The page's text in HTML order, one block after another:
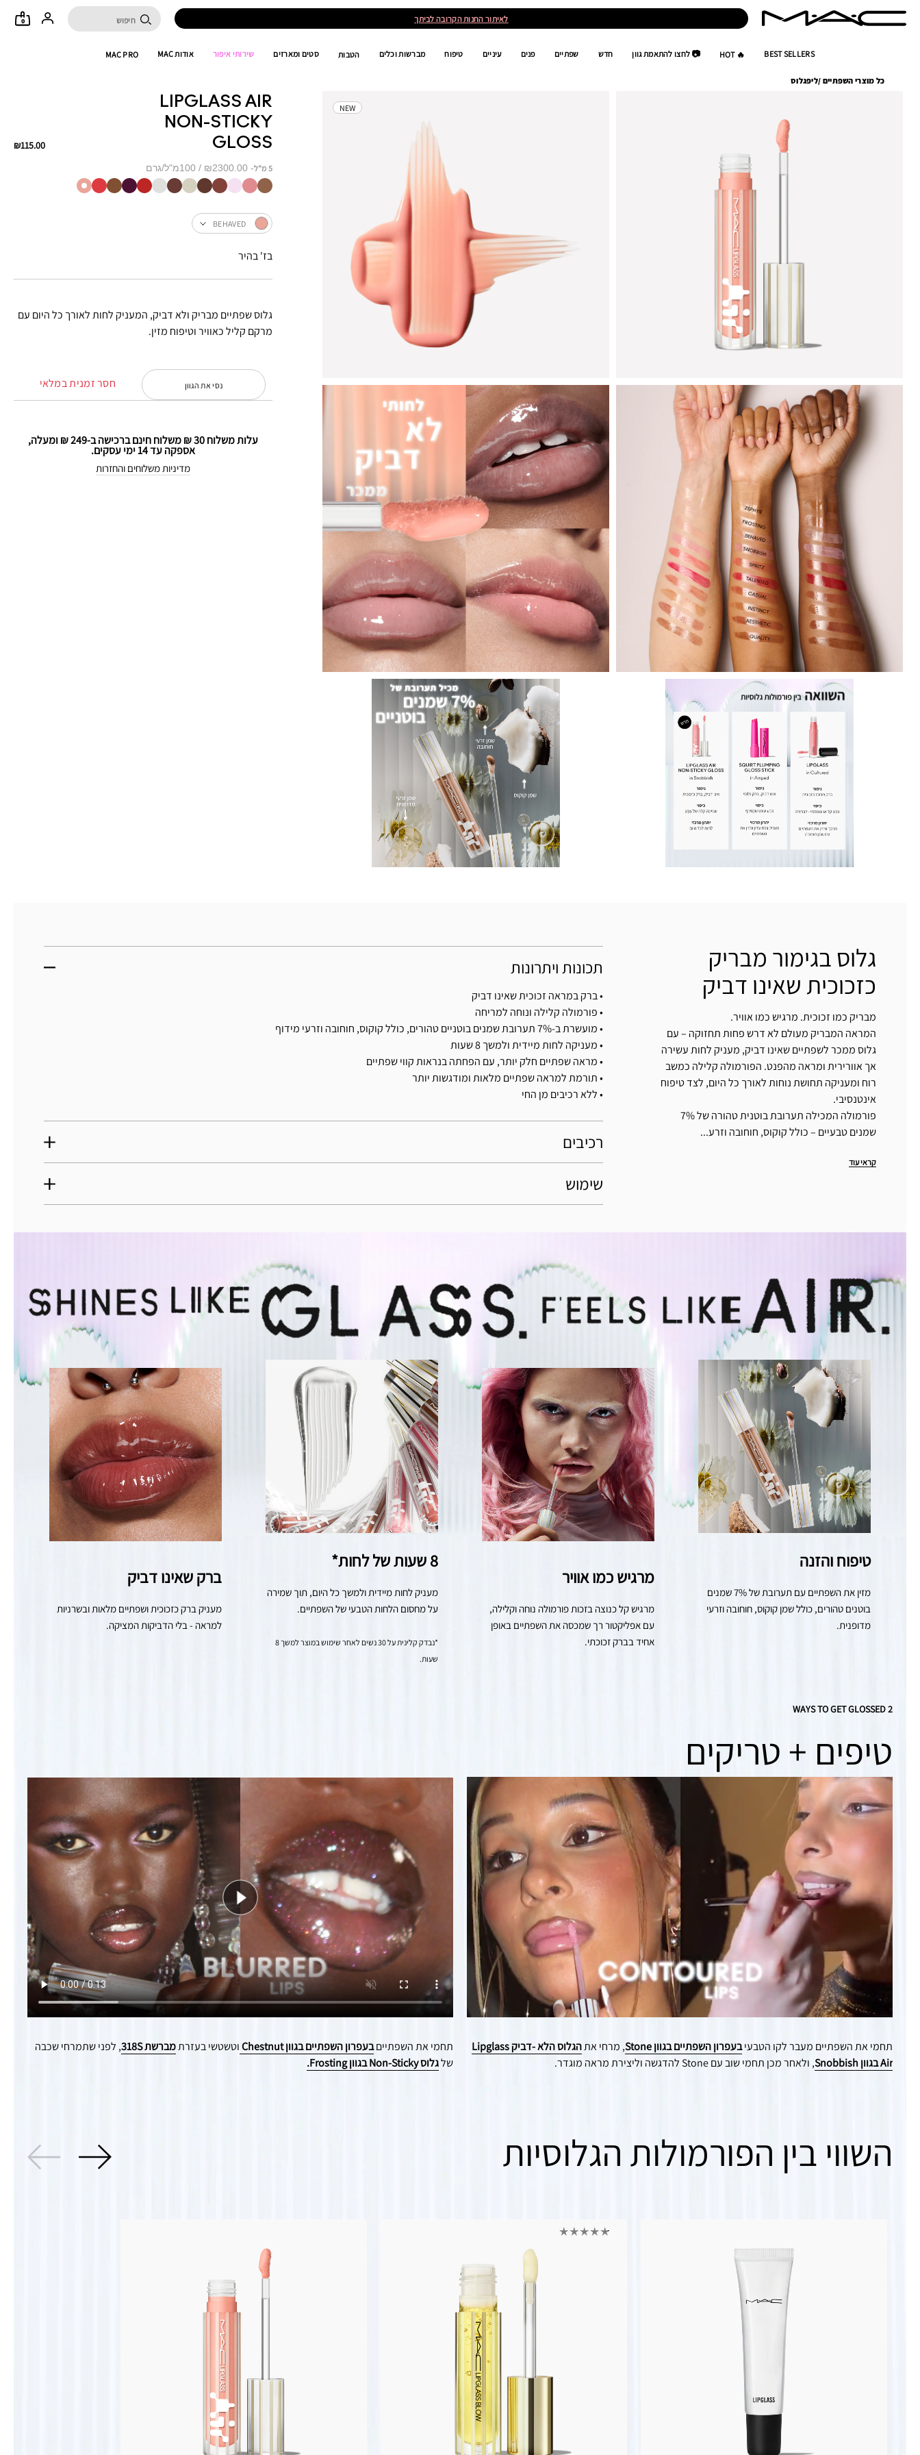
לאיתור החנות הקרובה לביתך 0
BEST SELLERS
🔥 HOT 📷 לחצו להתאמת גוון חדש שפתיים פנים עיניים טיפוח מברשות וכלים הטבות סטים ומארזים שירותי איפור אודות MAC MAC PRO
כל מוצרי השפתיים /ליפגלוס
NEW
LIPGLASS AIR
NON-STICKY
GLOSS
₪115.00
5 מ"ל
גלוס שפתיים מבריק ולא דביק, המעניק לחות לאורך כל היום עם
מרקם קליל כאוויר וטיפוח מזין.
BEHAVED
בז' בהיר
חסר זמנית במלאי נסי את הגוון
עלות משלוח 30 ₪ משלוח חינם ברכישה ב-249 ₪ ומעלה,
אספקה עד 14 ימי עסקים.
מדיניות משלוחים והחזרות
גלוס בגימור מבריק
כזכוכית שאינו דביק
מבריק כמו זכוכית. מרגיש כמו אוויר.
המראה המבריק מעולם לא דרש פחות תחזוקה – עם
גלוס ממכר לשפתיים שאינו דביק, מעניק לחות עשירה
אך אוורירית ומראה מהפנט. הפורמולה קלילה כמשב
רוח ומעניקה תחושת נוחות לאורך כל היום, לצד טיפוח
אינטנסיבי.
פורמולה המכילה תערובת בוטנית טהורה של 7%
שמנים טבעיים – כולל קוקוס, חוחובה וזרע...
קראי עוד
תכונות ויתרונות
• ברק במראה זכוכית שאינו דביק
• פורמולה קלילה ונוחה למריחה
• מועשרת ב-7% תערובת שמנים בוטניים טהורים, כולל קוקוס, חוחובה וזרעי מידוף
• מעניקה לחות מיידית ולמשך 8 שעות
• מראה שפתיים חלק יותר, עם הפחתה בנראות קווי שפתיים
• תורמת למראה שפתיים מלאות ומודגשות יותר
• ללא רכיבים מן החי
רכיבים
שימוש
ברק שאינו דביק
מעניק ברק כזכוכית ושפתיים מלאות ובשרניות
למראה - בלי הדביקות המציקה.
8 שעות של לחות*
מעניק לחות מיידית ולמשך כל היום, תוך שמירה
על מחסום הלחות הטבעי של השפתיים.
*נבדק קלינית על 30 נשים לאחר שימוש במוצר למשך 8
שעות.
מרגיש כמו אוויר
אחיד בברק זכוכתי.
טיפוח והזנה
מדופנית.
2 WAYS TO GET GLOSSED
טיפים + טריקים
תחמי את השפתיים מעבר לקו הטבעיבעפרון השפתיים בגוון Stone , מרחי את
הגלוס הלא -דביק Lipglass
Air בגוון Snobbish
, ולאחר מכן תחמי שוב עם Stone להדגשה וליצירת מראה מוגדר.
תחמי את השפתייםבעפרון השפתיים בגוון Chestnut וטשטשי בעזרתמברשת 318S
, לפני שתמרחי שכבה
שלגלוס Non-Sticky בגוון Frosting.
השווי בין הפורמולות הגלוסיות